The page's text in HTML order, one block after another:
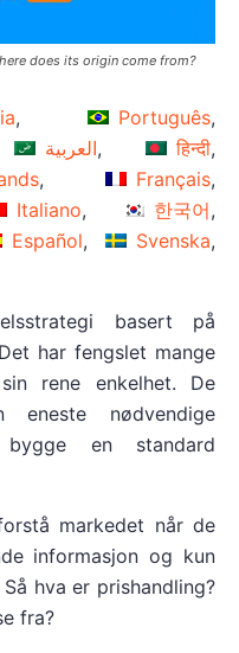
does its origin come from?
Português
العربية
हिन्दी
Français
Italiano
한국어
Español
Svenska
basert på
har fengslet mange
rene enkelhet. De
nødvendige
en standard
markedet når de
informasjon og kun
hva er prishandling?
fra?